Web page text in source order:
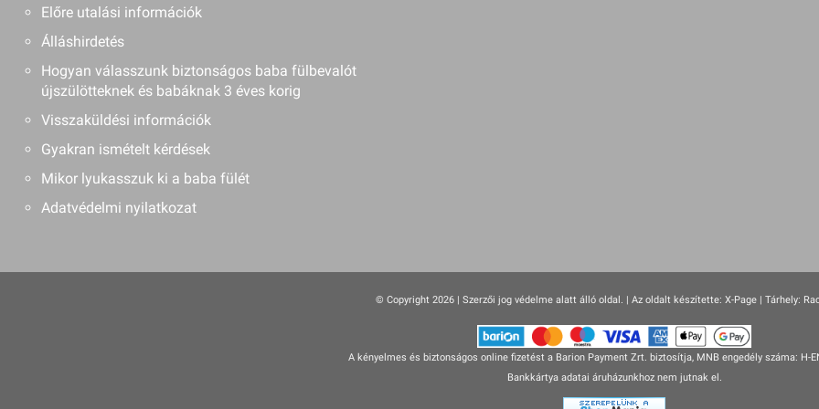
Előre utalási információk
Álláshirdetés
Hogyan válasszunk biztonságos baba fülbevalót
újszülötteknek és babáknak 3 éves korig
Visszaküldési információk
Gyakran ismételt kérdések
Mikor lyukasszuk ki a baba fülét
Adatvédelmi nyilatkozat
© Copyright 2026 | Szerzői jog védelme alatt álló oldal. | Az oldalt készítette: X-Page| Tárhely:
A kényelmes és biztonságos online fizetést a Barion Payment Zrt. biztosítja, MNB engedély száma: H-
Bankkártya adatai áruházunkhoz nem jutnak el.